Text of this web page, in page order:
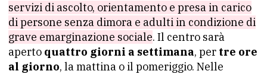
servizi di ascolto, orientamento e presa in carico
di persone senza dimora e adulti in condizione di
grave emarginazione sociale. Il centro sarà
aperto quattro giorni a settimana, per tre ore
al giorno, la mattina o il pomeriggio. Nelle